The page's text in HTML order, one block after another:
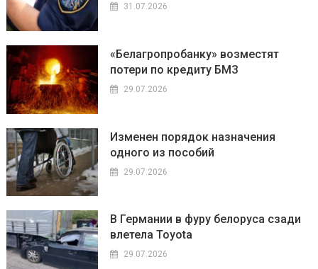
31.07.2026
«Белагропробанку» возместят
потери по кредиту БМЗ
29.07.2026
Изменен порядок назначения
одного из пособий
29.07.2026
В Германии в фуру белоруса сзади
влетела Toyota
29.07.2026